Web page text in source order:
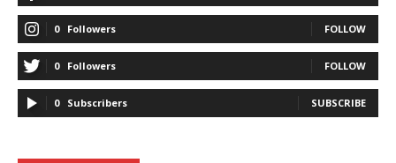
0 Followers FOLLOW
0 Followers FOLLOW
0 Subscribers SUBSCRIBE